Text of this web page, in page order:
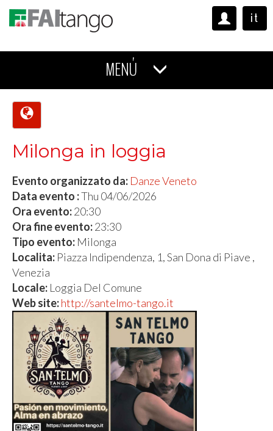
it
MENÚ
Milonga in loggia
Evento organizzato da: Danze Veneto
Data evento :Thu 04/06/2026
Ora evento:20:30
Ora fine evento:23:30
Tipo evento: Milonga
Localita: Piazza Indipendenza, 1, San Dona di Piave ,
Venezia
Locale: Loggia Del Comune
Web site:http://santelmo-tango.it